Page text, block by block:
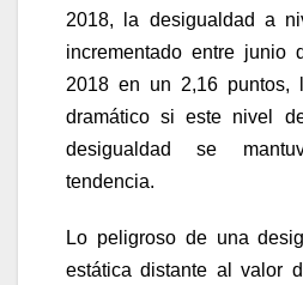
2018, la desigualdad a
incrementado entre junio
2018 en un 2,16 puntos,
dramático si este nivel
desigualdad se
tendencia.
Lo peligroso de una
estática distante al valor